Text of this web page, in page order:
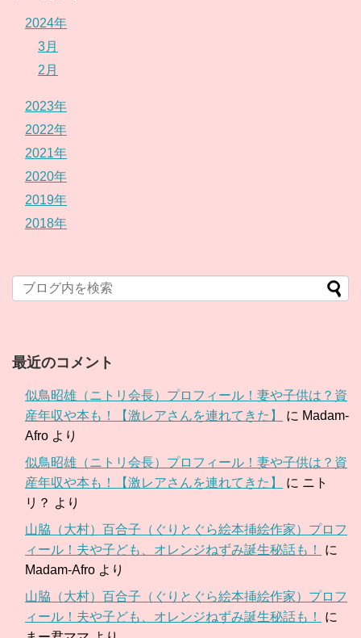
2024年
3月
2月
2023年
2022年
2021年
2020年
2019年
2018年
最近のコメント
似鳥昭雄（ニトリ会長）プロフィール！妻や子供は？資
産年収や本も！【激レアさんを連れてきた】
に Madam-
Afro より
似鳥昭雄（ニトリ会長）プロフィール！妻や子供は？資
産年収や本も！【激レアさんを連れてきた】
に ニト
リ？ より
山脇（大村）百合子（ぐりとぐら絵本挿絵作家）プロフ
ィール！夫や子ども、オレンジねずみ誕生秘話も！
に
Madam-Afro より
山脇（大村）百合子（ぐりとぐら絵本挿絵作家）プロフ
ィール！夫や子ども、オレンジねずみ誕生秘話も！
に